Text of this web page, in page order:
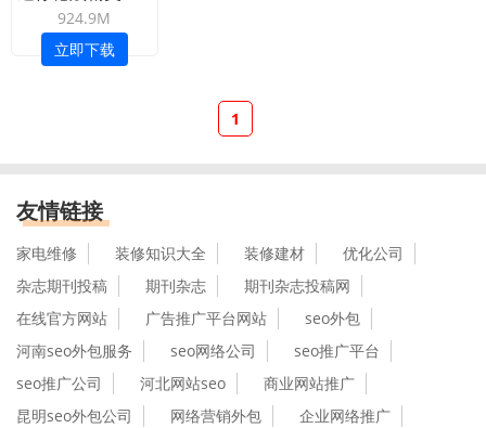
924.9M
立即下载
1
友情链接
家电维修 装修知识大全 装修建材
优化公司
杂志期刊投稿
期刊杂志
期刊杂志投稿网
在线官方网站
广告推广平台网站
seo外包
河南seo外包服务
seo网络公司
seo推广平台
seo推广公司
河北网站seo
商业网站推广
昆明seo外包公司
网络营销外包
企业网络推广